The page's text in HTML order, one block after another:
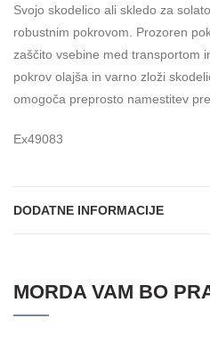
Svojo skodelico ali skledo za
robustnim pokrovom. Prozoren
zaščito vsebine med transportom
pokrov olajša in varno zloži
omogoča preprosto namestitev
Ex49083
DODATNE INFORMACIJE
MORDA VAM BO